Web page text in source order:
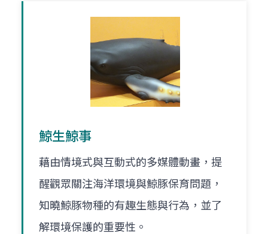
鯨生鯨事
藉由情境式與互動式的多媒體動畫，提
醒觀眾關注海洋環境與鯨豚保育問題，
知曉鯨豚物種的有趣生態與行為，並了
解環境保護的重要性。